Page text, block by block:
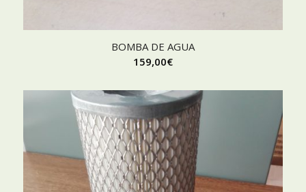
BOMBA DE AGUA
159,00€